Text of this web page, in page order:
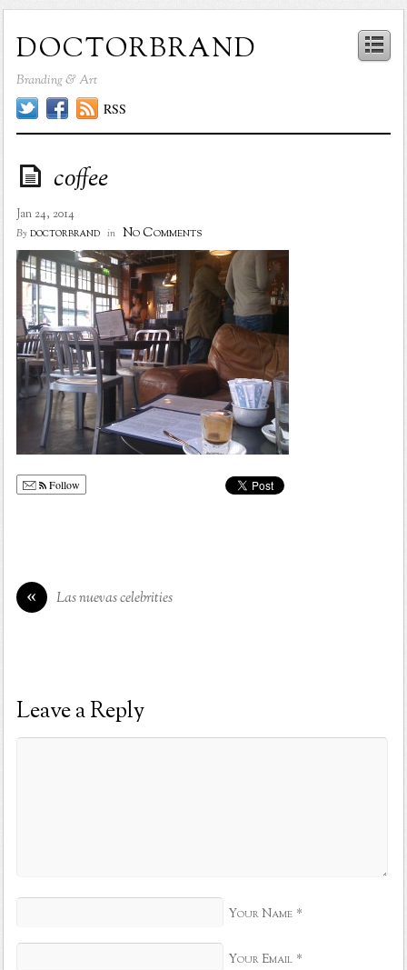
doctorbrand
Branding & Art
RSS
coffee
Jan 24, 2014
Bydoctorbrand in No Comments
Follow
« Las nuevas celebrities
Leave a Reply
Your Name *
Your Email *